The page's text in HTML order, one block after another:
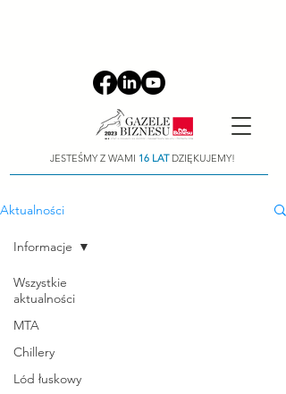
JESTEŚMY Z WAMI 16 LATDZIĘKUJEMY!
Aktualności
Wszystkie
aktualności
MTA
Chillery
Lód łuskowy
Informacje